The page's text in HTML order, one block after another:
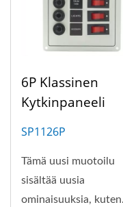
6P Klassinen
Kytkinpaneeli
SP1126P
Tämä uusi muotoilu
sisältää uusia
ominaisuuksia, kuten